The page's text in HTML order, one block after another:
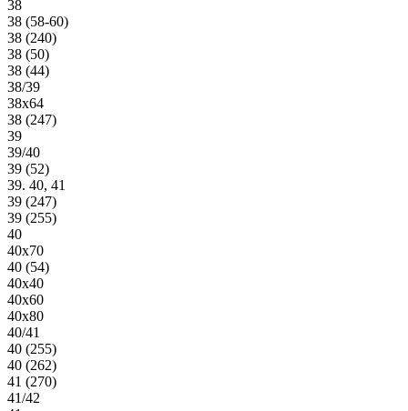
38
38 (58-60)
38 (240)
38 (50)
38 (44)
38/39
38х64
38 (247)
39
39/40
39 (52)
39. 40, 41
39 (247)
39 (255)
40
40х70
40 (54)
40х40
40х60
40х80
40/41
40 (255)
40 (262)
41 (270)
41/42